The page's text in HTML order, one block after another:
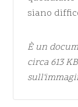
siano
È un
circa 613